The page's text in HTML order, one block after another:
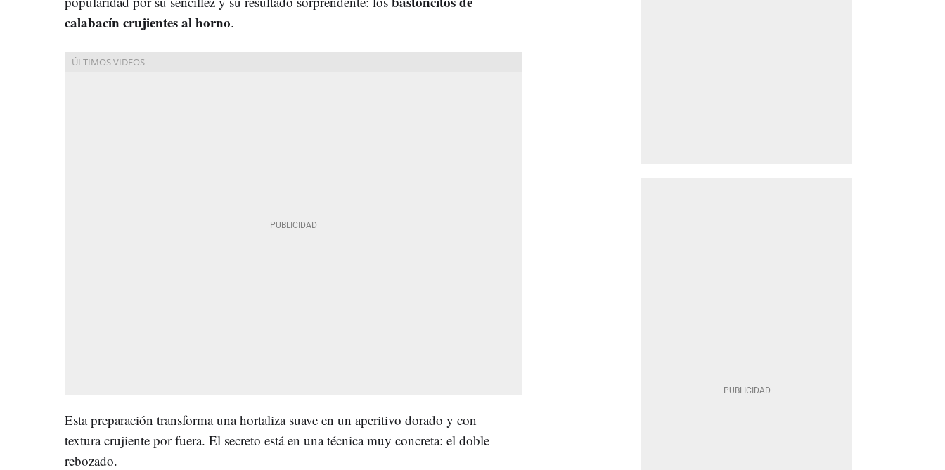
calabacín crujientes al horno.
Esta preparación transforma una hortaliza suave en un aperitivo dorado y con
textura crujiente por fuera. El secreto está en una técnica muy concreta: el doble
rebozado.